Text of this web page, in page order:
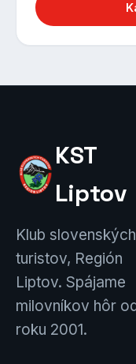
KST
Liptov
Klub slovenských
turistov, Región
Liptov. Spájame
milovníkov hôr
roku 2001.